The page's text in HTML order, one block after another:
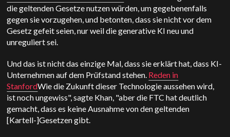
die geltenden Gesetze nutzen würden, um gegebenenfalls
gegen sie vorzugehen, und betonten, dass sie nicht vor dem
Gesetz gefeit seien, nur weil die generative KI neu und
unreguliert sei.
Und das ist nicht das einzige Mal, dass sie erklärt hat, dass KI-
Unternehmen auf dem Prüfstand stehen. Reden in
StanfordWie die Zukunft dieser Technologie aussehen wird,
ist noch ungewiss", sagte Khan, "aber die FTC hat deutlich
gemacht, dass es keine Ausnahme von den geltenden
[Kartell-]Gesetzen gibt.